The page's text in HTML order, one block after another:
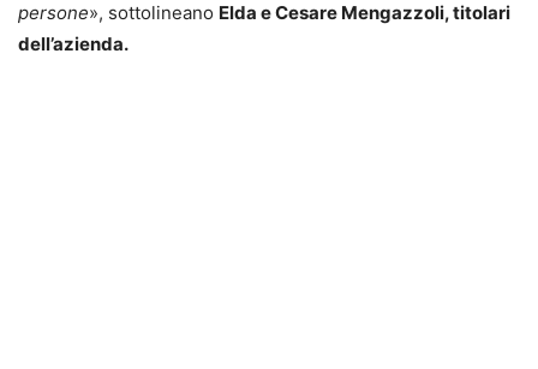
persone», sottolineano Elda e Cesare Mengazzoli, titolari
dell’azienda.